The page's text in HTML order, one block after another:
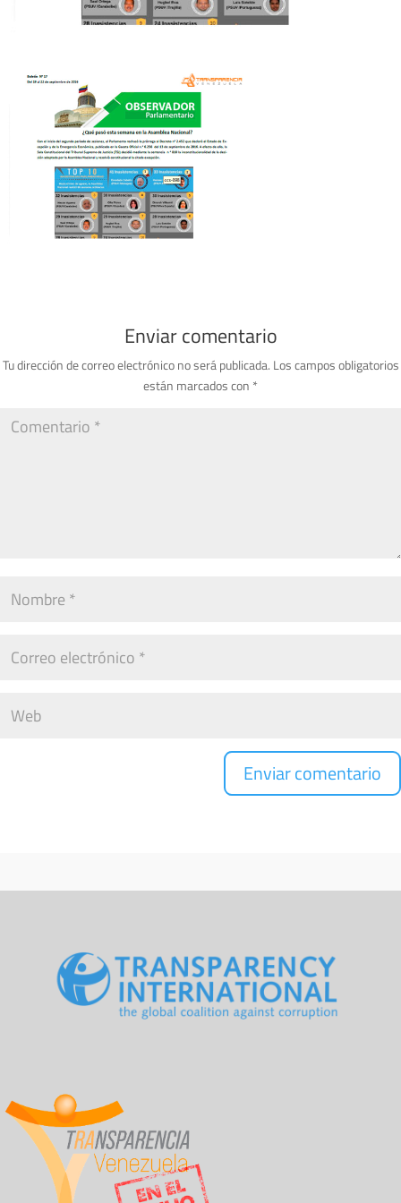
Enviar comentario
Tu dirección de correo electrónico no será publicada. Los campos obligatorios
están marcados con *